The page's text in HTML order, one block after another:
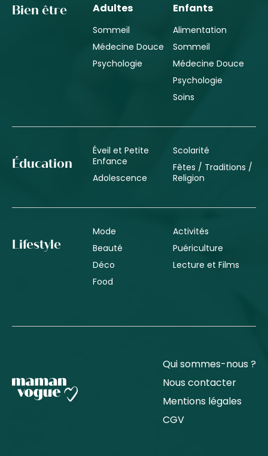
Bien être Adultes
Sommeil
Médecine Douce
Psychologie
Enfants
Alimentation
Sommeil
Médecine Douce
Psychologie
Soins
Éducation
Éveil et Petite
Enfance
Adolescence
Scolarité
Fêtes / Traditions /
Religion
Lifestyle
Mode
Beauté
Déco
Food
Activités
Puériculture
Lecture et Films
Qui sommes-nous ?
Nous contacter
Mentions légales
CGV